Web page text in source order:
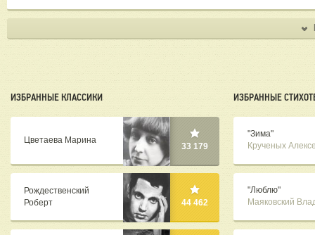
ИЗБРАННЫЕ КЛАССИКИ
Цветаева Марина
33 179
Рождественский
Роберт
44 462
ИЗБРАННЫЕ
"Зима"
Крученых
"Люблю"
Маяковский